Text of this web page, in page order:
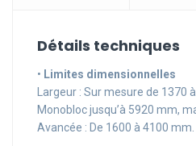
Détails techniques
• Limites dimensionnelles
Largeur : Sur mesure de 1370
Monobloc jusqu’à 5920 mm,
Avancée : De 1600 à 4100 mm.